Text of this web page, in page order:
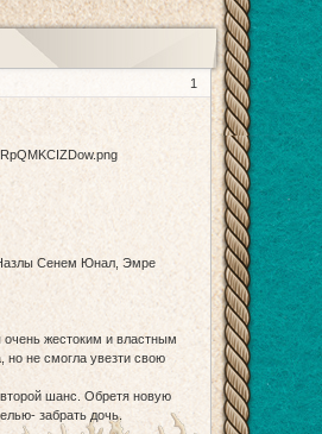
1
Сенем Юнал, Эмре
жестоким и властным
но не смогла увезти свою
шанс. Обретя новую
забрать дочь.